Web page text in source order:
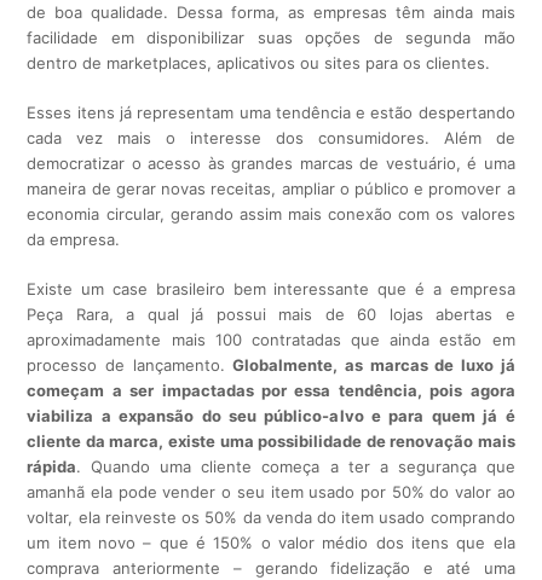
de boa qualidade. Dessa forma, as empresas têm ainda mais
facilidade em disponibilizar suas opções de segunda mão
dentro de marketplaces, aplicativos ou sites para os clientes.
Esses itens já representam uma tendência e estão despertando
cada vez mais o interesse dos consumidores. Além de
democratizar o acesso às grandes marcas de vestuário, é uma
maneira de gerar novas receitas, ampliar o público e promover a
economia circular, gerando assim mais conexão com os valores
da empresa.
Existe um case brasileiro bem interessante que é a empresa
Peça Rara, a qual já possui mais de 60 lojas abertas e
aproximadamente mais 100 contratadas que ainda estão em
processo de lançamento.Globalmente, as marcas de luxo já
começam a ser impactadas por essa tendência, pois agora
viabiliza a expansão do seu público-alvo e para quem já é
cliente da marca, existe uma possibilidade de renovação mais
rápida. Quando uma cliente começa a ter a segurança que
amanhã ela pode vender o seu item usado por 50% do valor ao
voltar, ela reinveste os 50% da venda do item usado comprando
um item novo – que é 150% o valor médio dos itens que ela
comprava anteriormente – gerando fidelização e até uma